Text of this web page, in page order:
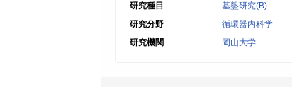
研究種目
基盤研究(B)
研究分野
循環器内科学
研究機関
岡山大学